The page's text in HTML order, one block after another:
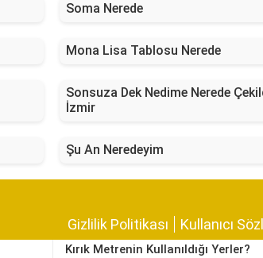
Soma Nerede
Mona Lisa Tablosu Nerede
Sonsuza Dek Nedime Nerede
İzmir
Şu An Neredeyim
Gizlilik Politikası Kullanıcı
Kırık Metrenin Kullanıldığı Yerler?